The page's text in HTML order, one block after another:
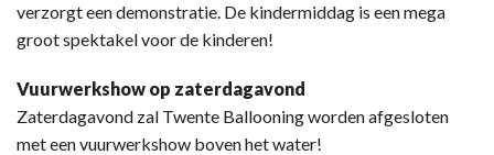
verzorgt een demonstratie. De kindermiddag is een mega
groot spektakel voor de kinderen!
Vuurwerkshow op zaterdagavond
Zaterdagavond zal Twente Ballooning worden afgesloten
met een vuurwerkshow boven het water!